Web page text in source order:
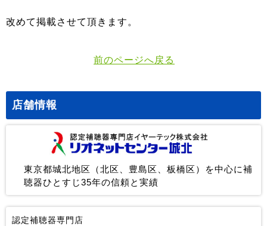
改めて掲載させて頂きます。
前のページへ戻る
店舗情報
東京都城北地区（北区、豊島区、板橋区）を中心に補
聴器ひとすじ35年の信頼と実績
認定補聴器専門店